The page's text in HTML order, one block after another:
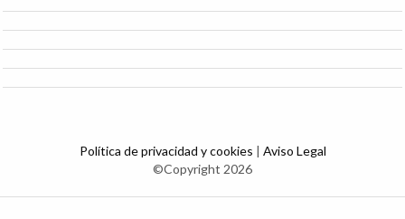
Política de privacidad y cookies | Aviso Legal
©Copyright 2026